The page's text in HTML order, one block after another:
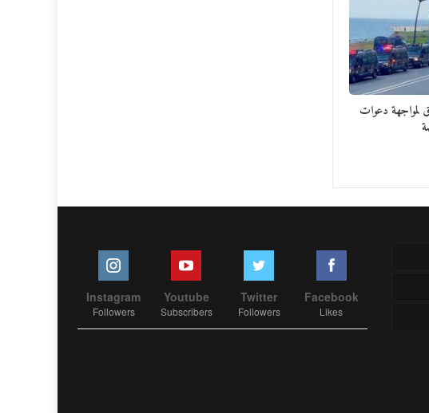
لمواجهة دعوات
Facebook
Likes
Twitter
Followers
Youtube
Subscribers
Instagram
Followers